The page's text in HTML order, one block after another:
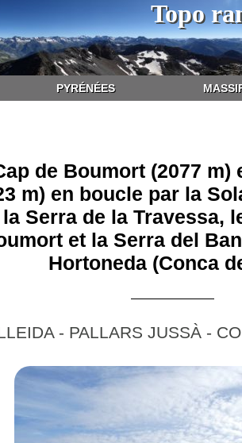
Topo
PYRÉNÉES
de Boumort (2077 m)
m) en boucle par la
la Serra de la Travessa,
et la Serra del
Hortoneda (Conca
- PALLARS JUSSÀ -